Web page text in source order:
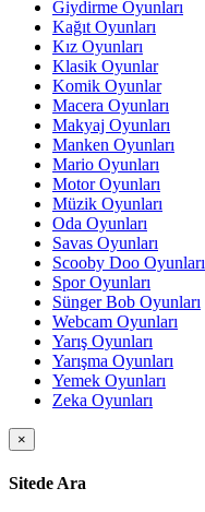
Giydirme Oyunları
Kağıt Oyunları
Kız Oyunları
Klasik Oyunlar
Komik Oyunlar
Macera Oyunları
Makyaj Oyunları
Manken Oyunları
Mario Oyunları
Motor Oyunları
Müzik Oyunları
Oda Oyunları
Savas Oyunları
Scooby Doo Oyunları
Spor Oyunları
Sünger Bob Oyunları
Webcam Oyunları
Yarış Oyunları
Yarışma Oyunları
Yemek Oyunları
Zeka Oyunları
×
Sitede Ara